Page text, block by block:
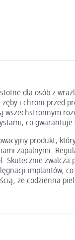
dla osób z
i chroni przed
wszechstronnym
co gwarantuje
produkt,
zapalnymi.
Skutecznie
implantów,
że codzienna